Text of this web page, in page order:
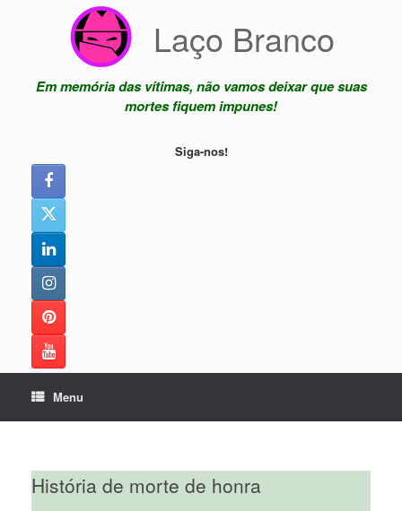
Laço Branco
Em memória das vítimas, não vamos deixar que suas
mortes fiquem impunes!
Siga-nos!
Menu
História de morte de honra